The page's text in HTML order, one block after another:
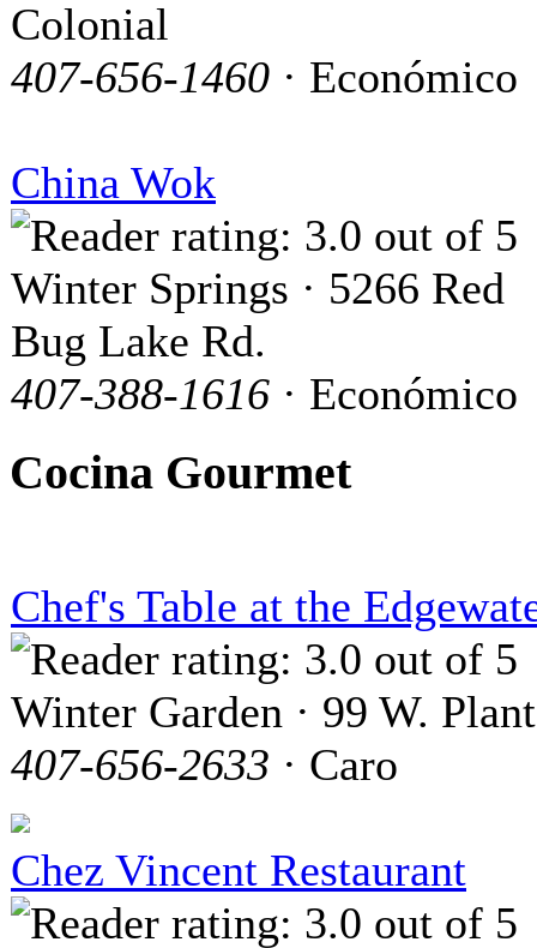
Colonial
407-656-1460 · Económico
China Wok
Winter Springs · 5266 Red
Bug Lake Rd.
407-388-1616 · Económico
Cocina Gourmet
Chef's Table at the
Winter Garden · 99 W.
407-656-2633 · Caro
Chez Vincent Restaurant